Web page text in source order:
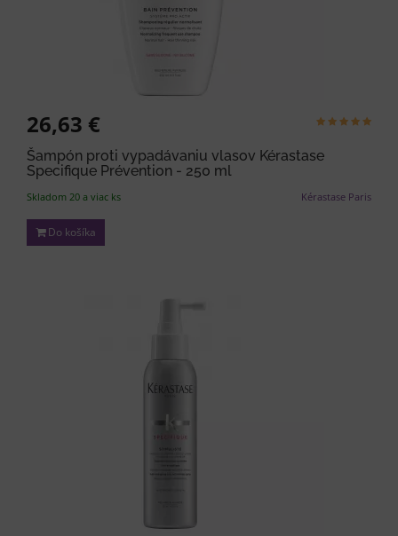
26,63 €
Šampón proti vypadávaniu vlasov Kérastase
Specifique Prévention - 250 ml
Kérastase Paris
Skladom 20 a viac ks
Do košíka